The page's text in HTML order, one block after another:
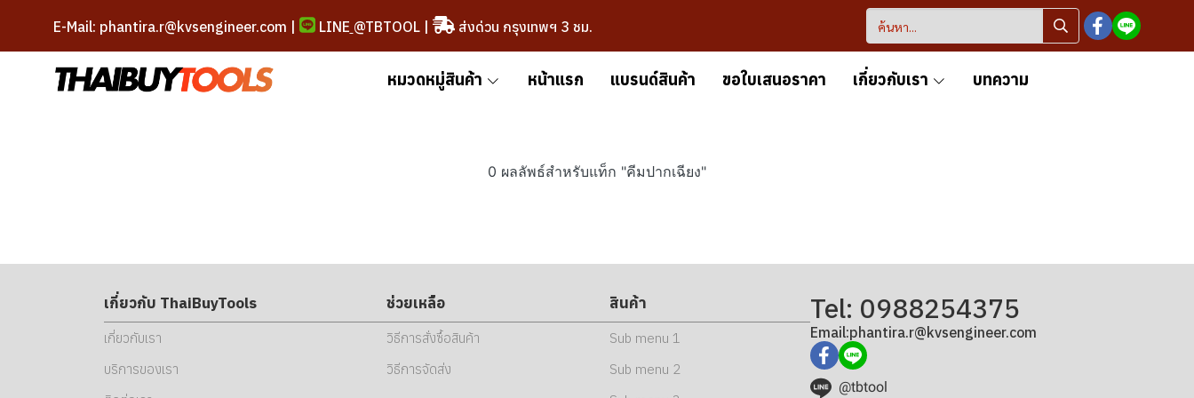
E-Mail: phantira.r@kvsengineer.com | LINE @TBTOOL| ส่งด่วน กรุงเทพฯ 3 ชม.
หมวดหมู่สินค้า หน้าแรก แบรนด์สินค้า ขอใบเสนอราคา เกี่ยวกับเรา บทความ
0 ผลลัพธ์สำหรับแท็ก "คีมปากเฉียง"
เกี่ยวกับ ThaiBuyTools
เกี่ยวกับเรา
บริการของเรา
ช่วยเหลือ
วิธีการสั่งซื้อสินค้า
วิธีการจัดส่ง
สินค้า
Sub menu 1
Sub menu 2
Tel: 0988254375
Email:phantira.r@kvsengineer.com
@tbtool